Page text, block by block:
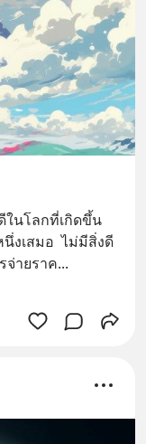
ในโลกที่เกิดขึ้น
งเสมอ  ไม่มีสิ่งดี
จ่ายราค...